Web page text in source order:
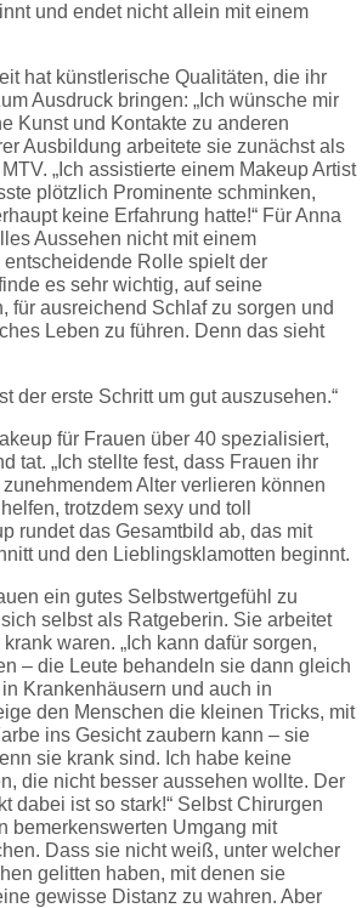
und endet nicht allein mit einem
hat künstlerische Qualitäten, die ihr
Ausdruck bringen: „Ich wünsche mir
Kunst und Kontakte zu anderen
Ausbildung arbeitete sie zunächst als
„Ich assistierte einem Makeup Artist
plötzlich Prominente schminken,
keine Erfahrung hatte!“ Für Anna
Aussehen nicht mit einem
entscheidende Rolle spielt der
es sehr wichtig, auf seine
für ausreichend Schlaf zu sorgen und
Leben zu führen. Denn das sieht
der erste Schritt um gut auszusehen.“
für Frauen über 40 spezialisiert,
tat. „Ich stellte fest, dass Frauen ihr
Alter verlieren können
trotzdem sexy und toll
rundet das Gesamtbild ab, das mit
und den Lieblingsklamotten beginnt.
ein gutes Selbstwertgefühl zu
selbst als Ratgeberin. Sie arbeitet
waren. „Ich kann dafür sorgen,
– die Leute behandeln sie dann gleich
Krankenhäusern und auch in
den Menschen die kleinen Tricks, mit
ins Gesicht zaubern kann – sie
sie krank sind. Ich habe keine
die nicht besser aussehen wollte. Der
dabei ist so stark!“ Selbst Chirurgen
bemerkenswerten Umgang mit
Dass sie nicht weiß, unter welcher
gelitten haben, mit denen sie
gewisse Distanz zu wahren. Aber